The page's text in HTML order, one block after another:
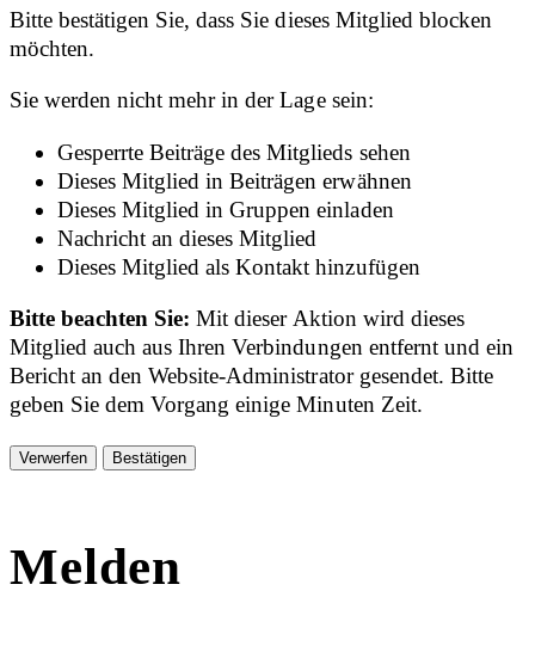
Bitte bestätigen Sie, dass Sie dieses Mitglied blocken
möchten.
Sie werden nicht mehr in der Lage sein:
Gesperrte Beiträge des Mitglieds sehen
Dieses Mitglied in Beiträgen erwähnen
Dieses Mitglied in Gruppen einladen
Nachricht an dieses Mitglied
Dieses Mitglied als Kontakt hinzufügen
Bitte beachten Sie:Mit dieser Aktion wird dieses
Mitglied auch aus Ihren Verbindungen entfernt und ein
Bericht an den Website-Administrator gesendet. Bitte
geben Sie dem Vorgang einige Minuten Zeit.
Bestätigen
Melden